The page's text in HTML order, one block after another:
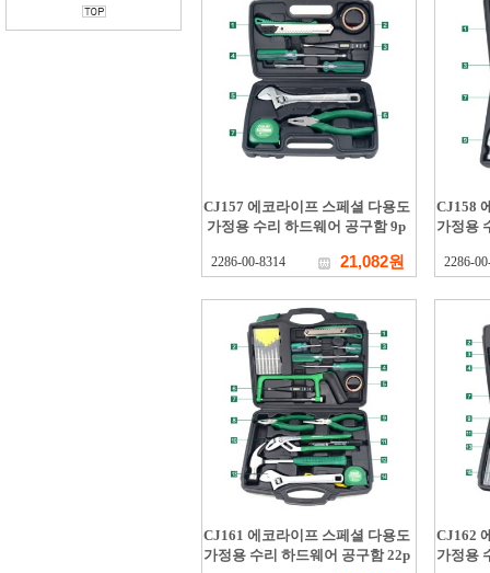
CJ157 에코라이프 스페셜 다용도
가정용 수리 하드웨어 공구함 9p
2286-00-8314 21,082원
CJ158
가정용
2286-
CJ161 에코라이프 스페셜 다용도
가정용 수리 하드웨어 공구함 22p
CJ162
가정용